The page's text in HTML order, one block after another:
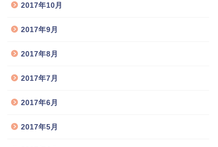
2017年10月
2017年9月
2017年8月
2017年7月
2017年6月
2017年5月